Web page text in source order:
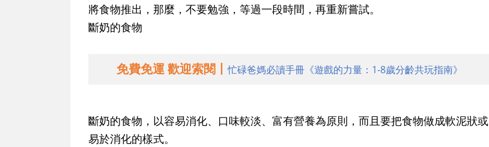
將食物推出，那麼，不要勉強，等過一段時間，再重新嘗試。
斷奶的食物
免費免運 歡迎索閱丨忙碌爸媽必讀手冊《遊戲的力量：1-8歲分齡共玩指南》
斷奶的食物，以容易消化、口味較淡、富有營養為原則，而且要把食物做成軟泥狀或
易於消化的樣式。